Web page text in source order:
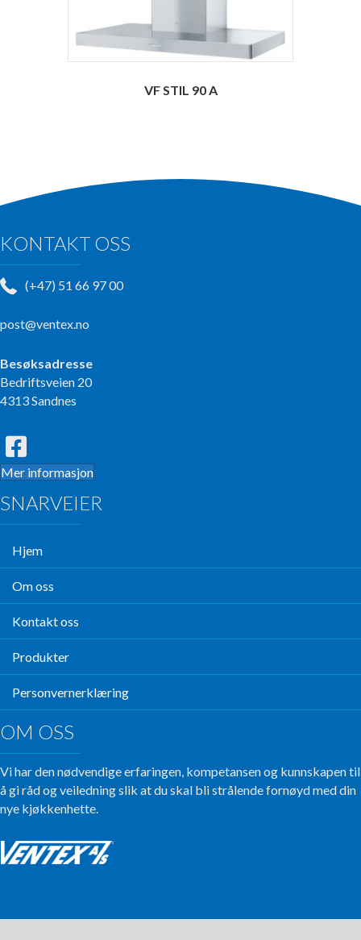
VF STIL 90 A
KONTAKT OSS
(+47) 51 66 97 00
post@ventex.no
Besøksadresse
Bedriftsveien 20
4313 Sandnes
Mer informasjon
SNARVEIER
Hjem
Om oss
Kontakt oss
Produkter
Personvernerklæring
OM OSS
Vi har den nødvendige erfaringen, kompetansen og kunnskapen til
å gi råd og veiledning slik at du skal bli strålende fornøyd med din
nye kjøkkenhette.